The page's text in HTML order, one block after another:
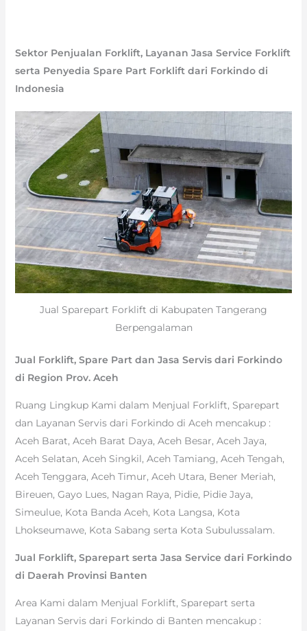
Sektor Penjualan Forklift, Layanan Jasa Service Forklift
serta Penyedia Spare Part Forklift dari Forkindo di
Indonesia
Jual Sparepart Forklift di Kabupaten Tangerang
Berpengalaman
Jual Forklift, Spare Part dan Jasa Servis dari Forkindo
di Region Prov. Aceh
Ruang Lingkup Kami dalam Menjual Forklift, Sparepart
dan Layanan Servis dari Forkindo di Aceh mencakup :
Aceh Barat, Aceh Barat Daya, Aceh Besar, Aceh Jaya,
Aceh Selatan, Aceh Singkil, Aceh Tamiang, Aceh Tengah,
Aceh Tenggara, Aceh Timur, Aceh Utara, Bener Meriah,
Bireuen, Gayo Lues, Nagan Raya, Pidie, Pidie Jaya,
Simeulue, Kota Banda Aceh, Kota Langsa, Kota
Lhokseumawe, Kota Sabang serta Kota Subulussalam.
Jual Forklift, Sparepart serta Jasa Service dari Forkindo
di Daerah Provinsi Banten
Area Kami dalam Menjual Forklift, Sparepart serta
Layanan Servis dari Forkindo di Banten mencakup :